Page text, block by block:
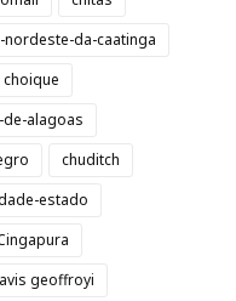
nordeste-da-caatinga
choique
alagoas
chuditch
estado
geoffroyi